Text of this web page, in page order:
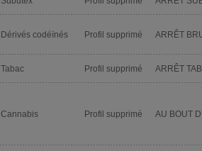
Dérivés codéïnés Profil supprimé ARRÊT
Tabac Profil supprimé ARRÊT
Cannabis Profil supprimé AU BOUT